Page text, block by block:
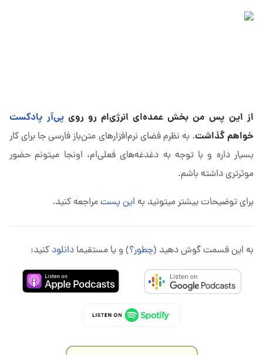
از این پس من بخش عمده‌ای انرژی‌ام رو رویپی‌آر پادکست
خواهم گذاشت. به نظرم فضای نرم‌افزارهای متن‌باز فارسی جا برای کار
بسیار داره و با توجه به دغدغه‌های فعلی‌ام، اونجا میتونم حضور
موثرتری داشته باشم.
برای توضیحات بیشتر میتونید به این پستمراجعه کنید.
به این قسمت گوش دهید (چطور؟) و یا مستقیما دانلود کنید: